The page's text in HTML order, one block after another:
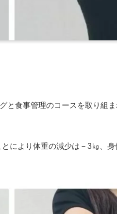
食事管理のコースを取り組
により体重の減少は－3㎏、